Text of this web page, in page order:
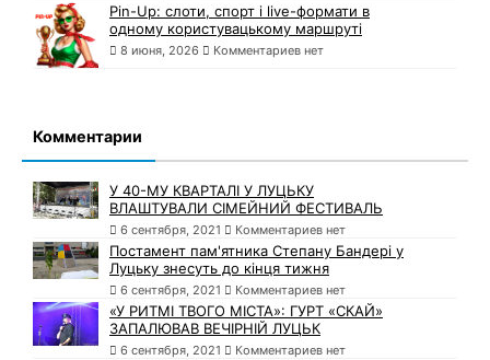
Pin-Up: слоти, спорт і live-формати в
одному користувацькому маршруті
8 июня, 2026 Комментариев нет
Комментарии
У 40-МУ КВАРТАЛІ У ЛУЦЬКУ
ВЛАШТУВАЛИ СІМЕЙНИЙ ФЕСТИВАЛЬ
6 сентября, 2021 Комментариев нет
Постамент пам'ятника Степану Бандері у
Луцьку знесуть до кінця тижня
6 сентября, 2021 Комментариев нет
«У РИТМІ ТВОГО МІСТА»: ГУРТ «СКАЙ»
ЗАПАЛЮВАВ ВЕЧІРНІЙ ЛУЦЬК
6 сентября, 2021 Комментариев нет